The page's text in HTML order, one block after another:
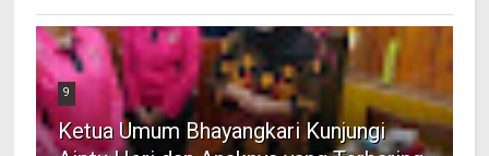
9
Ketua Umum Bhayangkari Kunjungi